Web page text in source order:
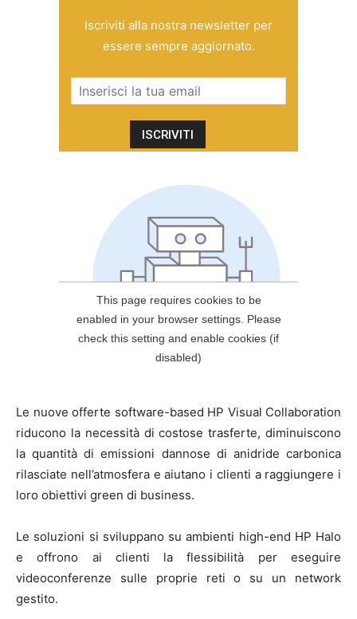
Iscriviti alla nostra newsletter per
essere sempre aggiornato.
Le nuove offerte software-based HP Visual Collaboration
riducono la necessità di costose trasferte, diminuiscono
la quantità di emissioni dannose di anidride carbonica
rilasciate nell’atmosfera e aiutano i clienti a raggiungere i
loro obiettivi green di business.
Le soluzioni si sviluppano su ambienti high-end HP Halo
e offrono ai clienti la flessibilità per eseguire
videoconferenze sulle proprie reti o su un network
gestito.